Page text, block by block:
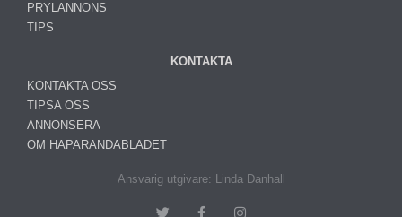
PRYLANNONS
TIPS
KONTAKTA
KONTAKTA OSS
TIPSA OSS
ANNONSERA
OM HAPARANDABLADET
Ansvarig utgivare: Linda Danhall